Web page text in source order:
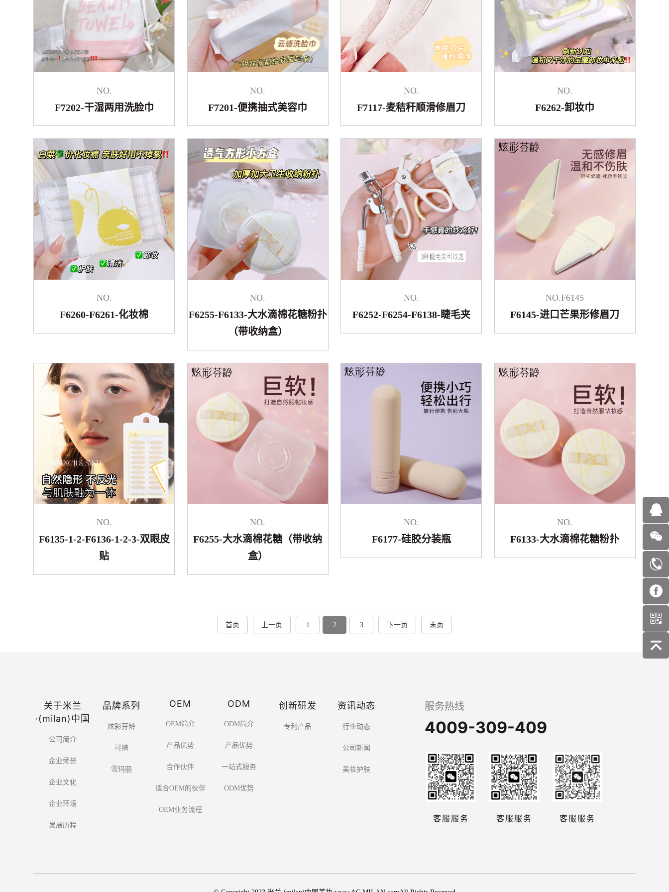
NO.
F7202-干湿两用洗脸巾
NO.
F7201-便携抽式美容巾
NO.
F7117-麦秸秆顺滑修眉刀
NO.
F6262-卸妆巾
NO.
F6260-F6261-化妆棉
NO.
F6255-F6133-大水滴棉花糖粉扑
（带收纳盒）
NO.
F6252-F6254-F6138-睫毛夹
NO.F6145
F6145-进口芒果形修眉刀
NO.
F6135-1-2-F6136-1-2-3-双眼皮
贴
NO.
F6255-大水滴棉花糖（带收纳
盒）
NO.
F6177-硅胶分装瓶
NO.
F6133-大水滴棉花糖粉扑
首页 上一页 1 2 3 下一页 末页
关于米兰
·(milan)中国
公司简介
企业荣誉
企业文化
企业环境
发展历程
品牌系列
炫彩芬龄
可绮
雪玛丽
OEM
OEM简介
产品优势
合作伙伴
适合OEM的伙伴
OEM业务流程
ODM
ODM简介
产品优势
一站式服务
ODM优势
创新研发
专利产品
资讯动态
行业动态
公司新闻
美妆护肤
服务热线
4009-309-409
客服服务 客服服务 客服服务